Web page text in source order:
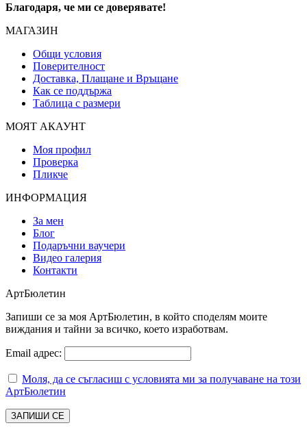
Благодаря, че ми се доверявате!
МАГАЗИН
Общи условия
Поверителност
Доставка, Плащане и Връщане
Как се поддържа
Таблица с размери
МОЯТ АКАУНТ
Моя профил
Проверка
Пликче
ИНФОРМАЦИЯ
За мен
Блог
Подаръчни ваучери
Видео галерия
Контакти
АртБюлетин
Запиши се за моя АртБюлетин, в който споделям моите
виждания и тайни за всичко, което изработвам.
Email адрес:
Моля, да се съгласиш с условията ми за получаване на този
АртБюлетин